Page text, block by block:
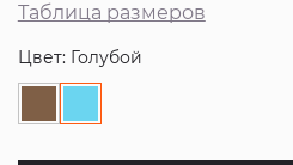
Таблица размеров
Цвет: Голубой